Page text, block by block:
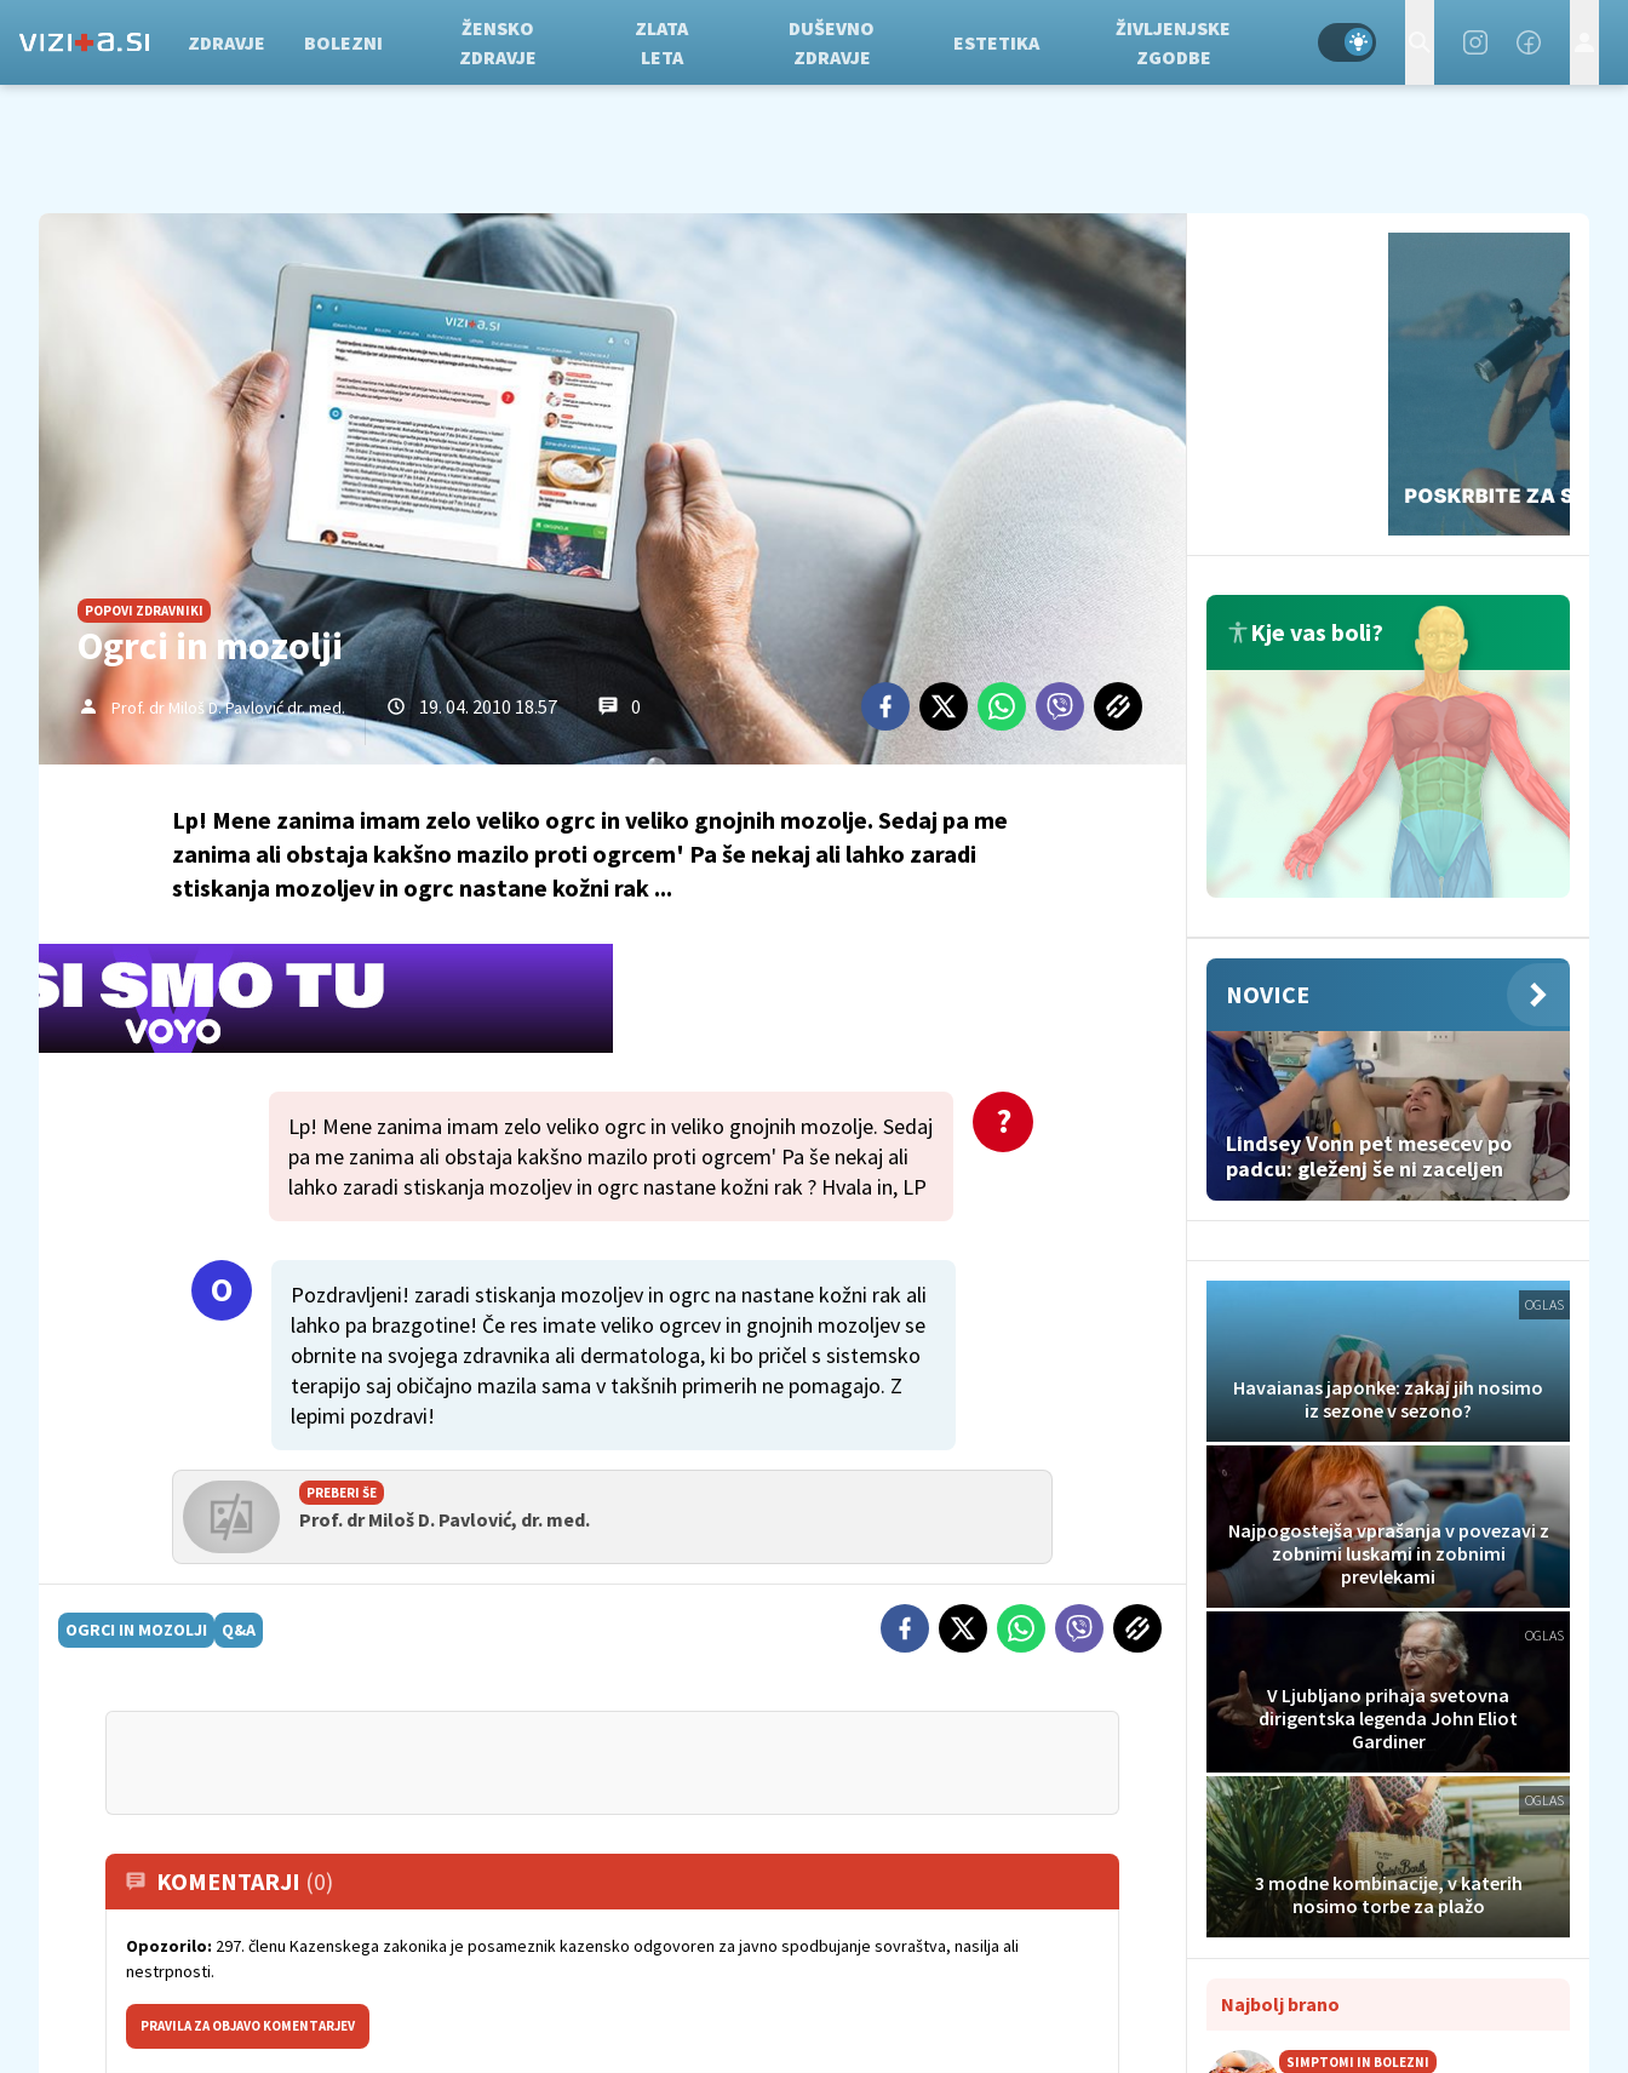
ZDRAVJE BOLEZNI
ŽENSKO
ZDRAVJE
ZLATA
LETA
DUŠEVNO
ZDRAVJE
ESTETIKA
ŽIVLJENJSKE
ZGODBE
POPOVI ZDRAVNIKI
Ogrci in mozolji
Prof. dr Miloš D. Pavlović dr. med. 19. 04. 2010 18.57 0
Lp! Mene zanima imam zelo veliko ogrc in veliko gnojnih mozolje. Sedaj pa me
zanima ali obstaja kakšno mazilo proti ogrcem' Pa še nekaj ali lahko zaradi
stiskanja mozoljev in ogrc nastane kožni rak ...
Lp! Mene zanima imam zelo veliko ogrc in veliko gnojnih mozolje. Sedaj
pa me zanima ali obstaja kakšno mazilo proti ogrcem' Pa še nekaj ali
lahko zaradi stiskanja mozoljev in ogrc nastane kožni rak ? Hvala in, LP
Pozdravljeni! zaradi stiskanja mozoljev in ogrc na nastane kožni rak ali
lahko pa brazgotine! Če res imate veliko ogrcev in gnojnih mozoljev se
obrnite na svojega zdravnika ali dermatologa, ki bo pričel s sistemsko
terapijo saj običajno mazila sama v takšnih primerih ne pomagajo. Z
lepimi pozdravi!
PREBERI ŠE
Prof. dr Miloš D. Pavlović, dr. med.
OGRCI IN MOZOLJI Q&A
KOMENTARJI (0)
Opozorilo: 297. členu Kazenskega zakonika je posameznik kazensko odgovoren za javno spodbujanje sovraštva, nasilja ali
nestrpnosti.
PRAVILA ZA OBJAVO KOMENTARJEV
Kje vas boli?
NOVICE
Lindsey Vonn pet mesecev po
padcu: gleženj še ni zaceljen
OGLAS
Havaianas japonke: zakaj jih nosimo
iz sezone v sezono?
Najpogostejša vprašanja v povezavi z
zobnimi luskami in zobnimi
prevlekami
OGLAS
V Ljubljano prihaja svetovna
dirigentska legenda John Eliot
Gardiner
OGLAS
3 modne kombinacije, v katerih
nosimo torbe za plažo
Najbolj brano
SIMPTOMI IN BOLEZNI